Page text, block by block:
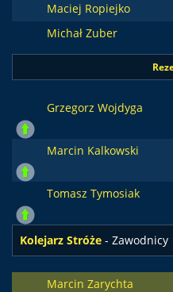
Maciej Ropiejko
Michał Zuber
Grzegorz Wojdyga
Marcin Kalkowski
Tomasz Tymosiak
Kolejarz Stróże - Zawodnicy
Marcin Zarychta